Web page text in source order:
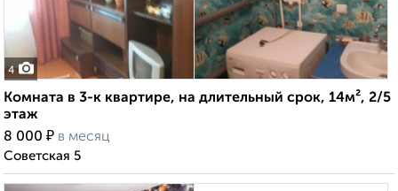
4
Комната в 3-к квартире, на длительный срок, 14м², 2/5
этаж
8 000 ₽ в месяц
Советская 5